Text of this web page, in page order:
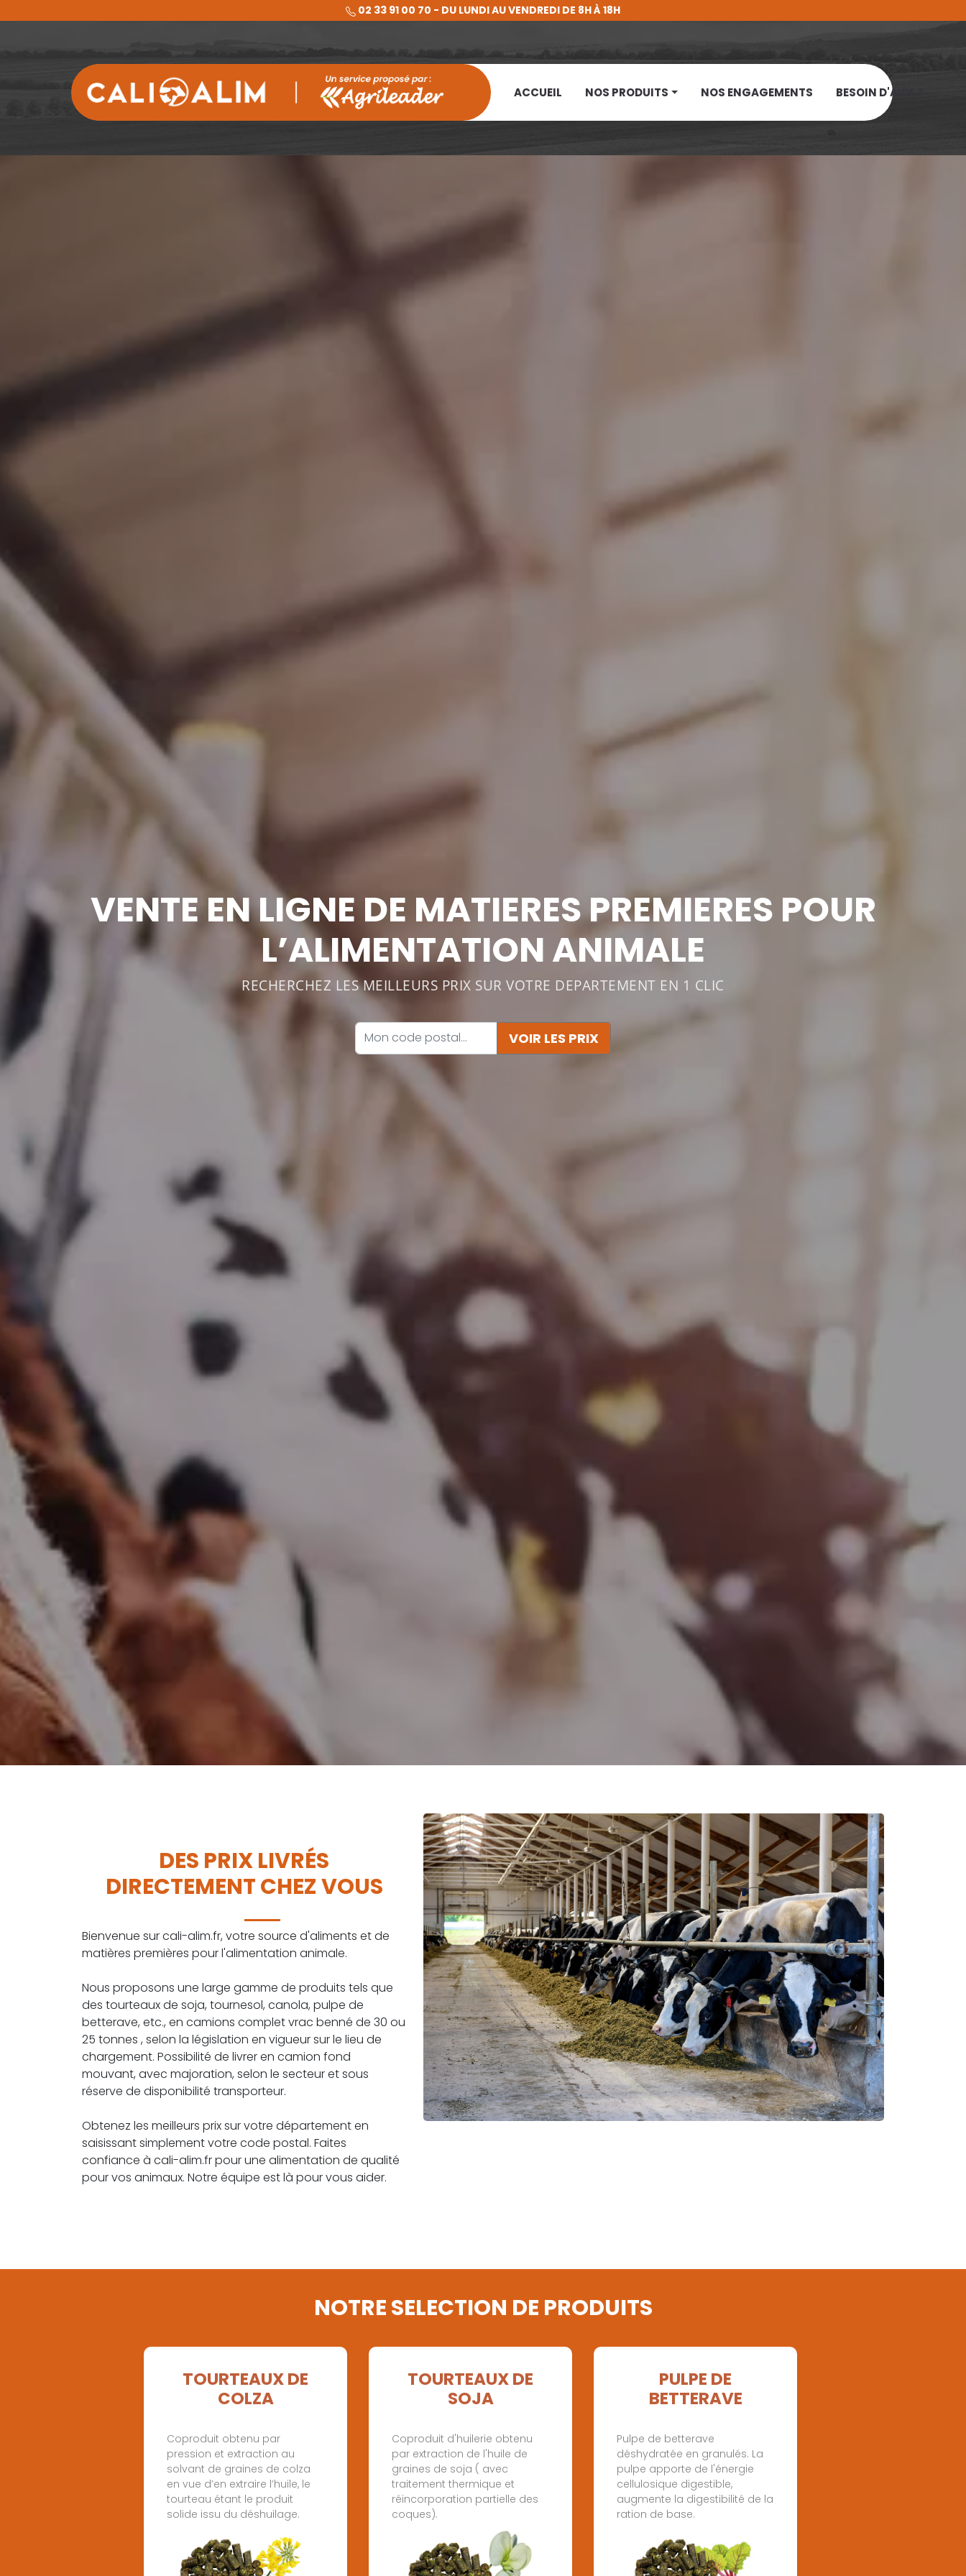
02 33 91 00 70 - DU LUNDI AU VENDREDI DE 8H À 18H
ACCUEIL NOS PRODUITS NOS ENGAGEMENTS BESOIN D'AIDE ?
VENTE EN LIGNE DE MATIERES PREMIERES POUR
L’ALIMENTATION ANIMALE
RECHERCHEZ LES MEILLEURS PRIX SUR VOTRE DEPARTEMENT EN 1 CLIC
VOIR LES PRIX
DES PRIX LIVRÉS
DIRECTEMENT CHEZ VOUS
Bienvenue sur cali-alim.fr, votre source d'aliments et de
matières premières pour l'alimentation animale.
Nous proposons une large gamme de produits tels que
des tourteaux de soja, tournesol, canola, pulpe de
betterave, etc., en camions complet vrac benné de 30 ou
25 tonnes , selon la législation en vigueur sur le lieu de
chargement. Possibilité de livrer en camion fond
mouvant, avec majoration, selon le secteur et sous
réserve de disponibilité transporteur.
Obtenez les meilleurs prix sur votre département en
saisissant simplement votre code postal. Faites
confiance à cali-alim.fr pour une alimentation de qualité
pour vos animaux. Notre équipe est là pour vous aider.
NOTRE SELECTION DE PRODUITS
TOURTEAUX DE
COLZA
Coproduit obtenu par
pression et extraction au
solvant de graines de colza
en vue d’en extraire l’huile, le
tourteau étant le produit
solide issu du déshuilage.
TOURTEAUX DE
SOJA
Coproduit d'huilerie obtenu
par extraction de l'huile de
graines de soja ( avec
traitement thermique et
réincorporation partielle des
coques).
PULPE DE
BETTERAVE
Pulpe de betterave
déshydratée en granulés. La
pulpe apporte de l'énergie
cellulosique digestible,
augmente la digestibilité de la
ration de base.